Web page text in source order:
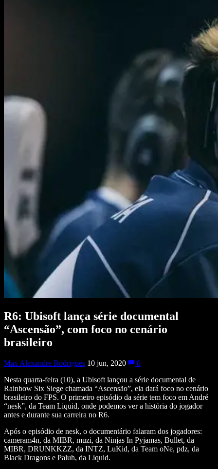
R6: Ubisoft lança série documental
“Ascensão”, com foco no cenário
brasileiro
Max Alexandre Rodrigues 10 jun, 2020
0
Nesta quarta-feira (10), a Ubisoft lançou a série documental de
Rainbow Six Siege chamada “Ascensão”, ela dará foco no cenário
brasileiro do FPS. O primeiro episódio da série tem foco em André
“nesk”, da Team Liquid, onde podemos ver a história do jogador
antes e durante sua carreira no R6.
Após o episódio de nesk, o documentário falaram dos jogadores:
cameram4n, da MIBR, muzi, da Ninjas In Pyjamas, Bullet, da
MIBR, DRUNKKZZ, da INTZ, LuKid, da Team oNe, pdz, da
Black Dragons e Paluh, da Liquid.